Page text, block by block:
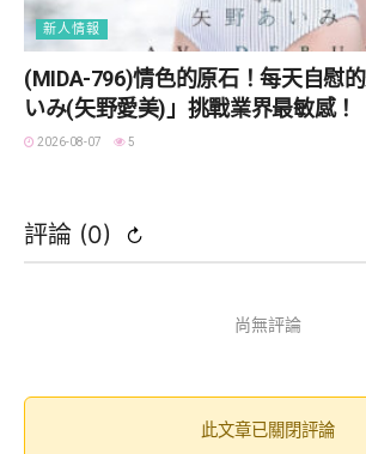
新人情報
(MIDA-796)情色的原石！每天自慰
いみ(矢野愛美)」挑戰業界最敏感！
2026-08-07 5
評論 (0) ↻
尚無評論
此文章已關閉評論